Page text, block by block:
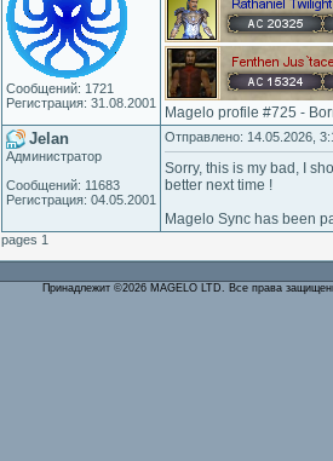
Сообщений: 1721
Регистрация: 31.08.2001
Magelo profile #725 -
Jelan
Администратор
Сообщений: 11683
Регистрация: 04.05.2001
Отправлено: 14.05.2026,
Sorry, this is my bad, I
better next time !
Magelo Sync has been
pages 1
Принадлежит ©2026 MAGELO LTD. Все права